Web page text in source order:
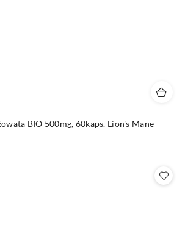
BIO 500mg, 60kaps. Lion's Mane